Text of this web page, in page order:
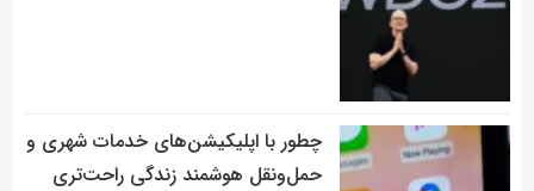
چطور با اپلیکیشن‌های خدمات شهری و
حمل‌ونقل هوشمند زندگی راحت‌تری